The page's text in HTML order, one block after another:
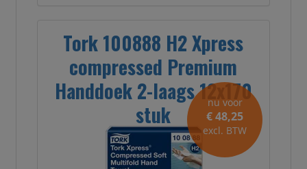
Tork 100888 H2 Xpress
compressed Premium
Handdoek 2-laags 12x170
stuk
nu voor
€ 48,25
excl. BTW